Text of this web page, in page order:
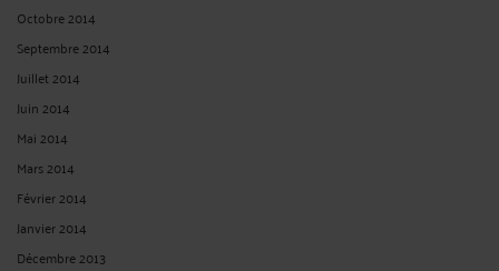
Octobre 2014
Septembre 2014
Juillet 2014
Juin 2014
Mai 2014
Mars 2014
Février 2014
Janvier 2014
Décembre 2013